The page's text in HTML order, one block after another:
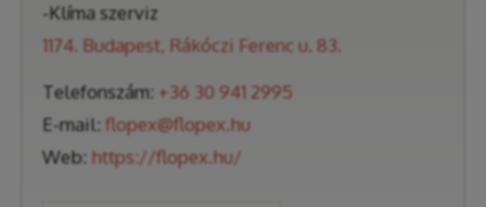
-Klíma szerviz
1174. Budapest, Rákóczi Ferenc u. 83.
Telefonszám: +36 30 941 2995
E-mail: flopex@flopex.hu
Web: https://flopex.hu/